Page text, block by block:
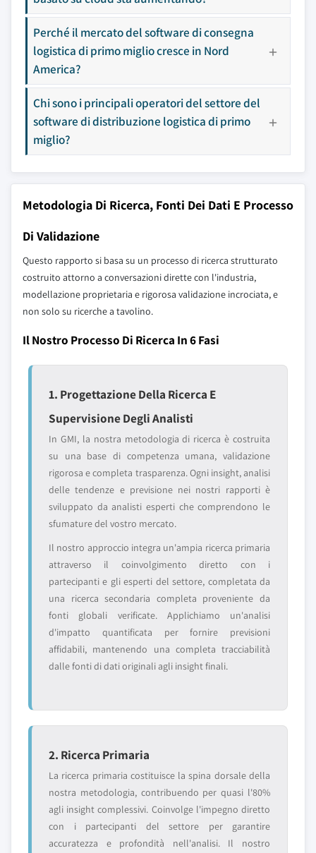
Perché il mercato del software di consegna
logistica di primo miglio cresce in Nord
America?
Chi sono i principali operatori del settore del
software di distribuzione logistica di primo
miglio?
Metodologia Di Ricerca, Fonti Dei Dati E Processo
Di Validazione
Questo rapporto si basa su un processo di ricerca strutturato
costruito attorno a conversazioni dirette con l'industria,
modellazione proprietaria e rigorosa validazione incrociata, e
non solo su ricerche a tavolino.
Il Nostro Processo Di Ricerca In 6 Fasi
1. Progettazione Della Ricerca E
Supervisione Degli Analisti
In GMI, la nostra metodologia di ricerca è costruita
su una base di competenza umana, validazione
rigorosa e completa trasparenza. Ogni insight, analisi
delle tendenze e previsione nei nostri rapporti è
sviluppato da analisti esperti che comprendono le
sfumature del vostro mercato.
Il nostro approccio integra un'ampia ricerca primaria
attraverso il coinvolgimento diretto con i
partecipanti e gli esperti del settore, completata da
una ricerca secondaria completa proveniente da
fonti globali verificate. Applichiamo un'analisi
d'impatto quantificata per fornire previsioni
affidabili, mantenendo una completa tracciabilità
dalle fonti di dati originali agli insight finali.
2. Ricerca Primaria
La ricerca primaria costituisce la spina dorsale della
nostra metodologia, contribuendo per quasi l'80%
agli insight complessivi. Coinvolge l'impegno diretto
con i partecipanti del settore per garantire
accuratezza e profondità nell'analisi. Il nostro